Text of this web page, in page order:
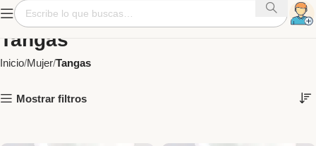
Tangas
Inicio Mujer Tangas
Mostrar filtros